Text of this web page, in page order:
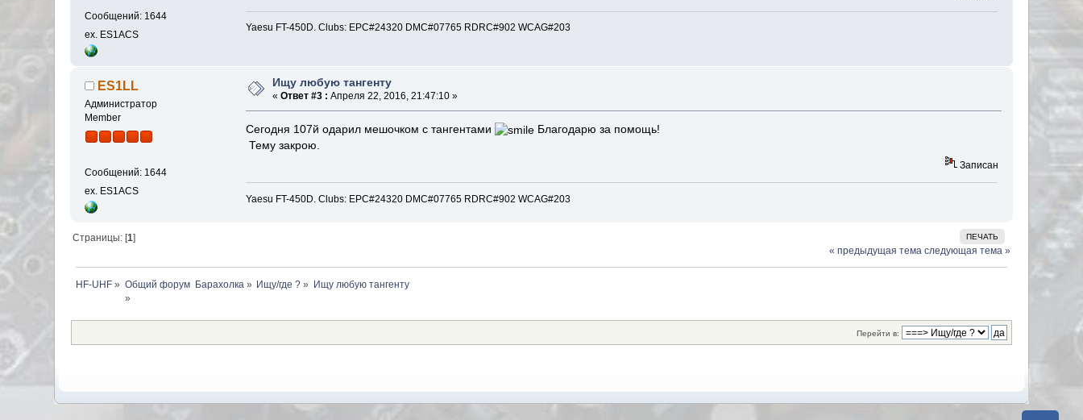
Сообщений: 1644
ex. ES1ACS
Yaesu FT-450D. Clubs: EPC#24320 DMC#07765 RDRC#902 WCAG#203
ES1LL
Администратор
Member
Сообщений: 1644
ex. ES1ACS
Ищу любую тангенту
« Ответ #3 : Апреля 22, 2016, 21:47:10 »
Сегодня 107й одарил мешочком с тангентами
Благодарю за помощь!
Тему закрою.
Записан
Yaesu FT-450D. Clubs: EPC#24320 DMC#07765 RDRC#902 WCAG#203
ПЕЧАТЬ
Страницы: [1]
« предыдущая тема следующая тема »
HF-UHF »
Общий форум
»
Барахолка » Ищу/где ? » Ищу любую тангенту
Перейти в: